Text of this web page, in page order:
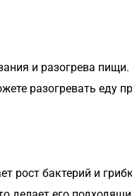
и разогрева
разогревать еду
бактерий и